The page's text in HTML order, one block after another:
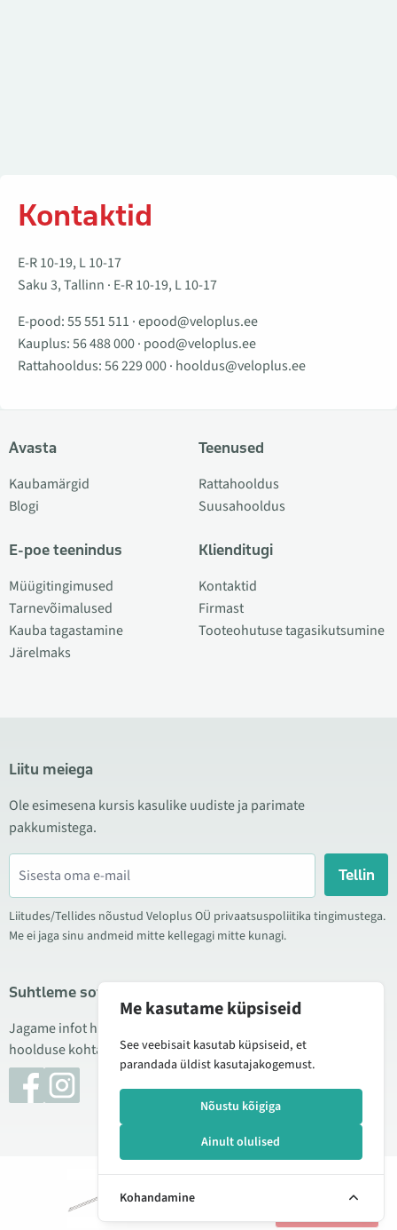
9,90 €
Kontaktid
E-R 10-19, L 10-17
Saku 3, Tallinn · E-R 10-19, L 10-17
E-pood:55 551 511 ·epood@veloplus.ee
Kauplus:56 488 000· pood@veloplus.ee
Rattahooldus:56 229 000· hooldus@veloplus.ee
Avasta
Kaubamärgid
Blogi
E-poe teenindus
Müügitingimused
Tarnevõimalused
Kauba tagastamine
Järelmaks
Teenused
Rattahooldus
Suusahooldus
Klienditugi
Kontaktid
Firmast
Tooteohutuse tagasikutsumine
Liitu meiega
Ole esimesena kursis kasulike uudiste ja parimate
pakkumistega.
Tellin
Liitudes/Tellides nõustud Veloplus OÜ privaatsuspoliitika tingimustega.
Me ei jaga sinu andmeid mitte kellegagi mitte kunagi.
Suhtleme sotsiaalmeedias
Jagame infot hea hinna kampaaniate, uute toodete ning
hoolduse kohta. Mõnikord teeme ka tooteülevaateid.
Halda küpsiseid
Me kasutame küpsiseid
See veebisait kasutab küpsiseid, et
parandada üldist kasutajakogemust.
Nõustu kõigiga
Ainult olulised
Kohandamine